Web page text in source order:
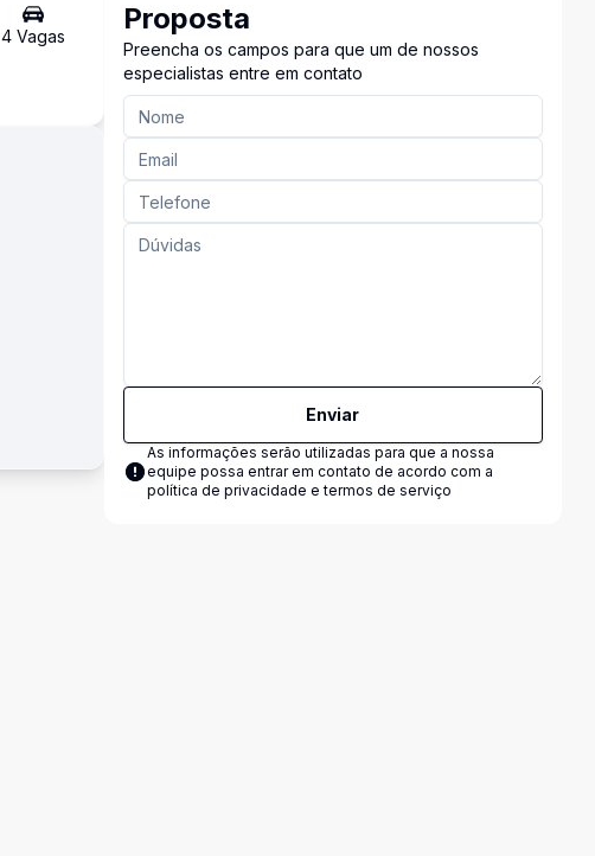
4Vagas
Proposta
Preencha os campos para que um de nossos
especialistas entre em contato
Enviar
As informações serão utilizadas para que a nossa
equipe possa entrar em contato de acordo com a
política de privacidade e termos de serviço